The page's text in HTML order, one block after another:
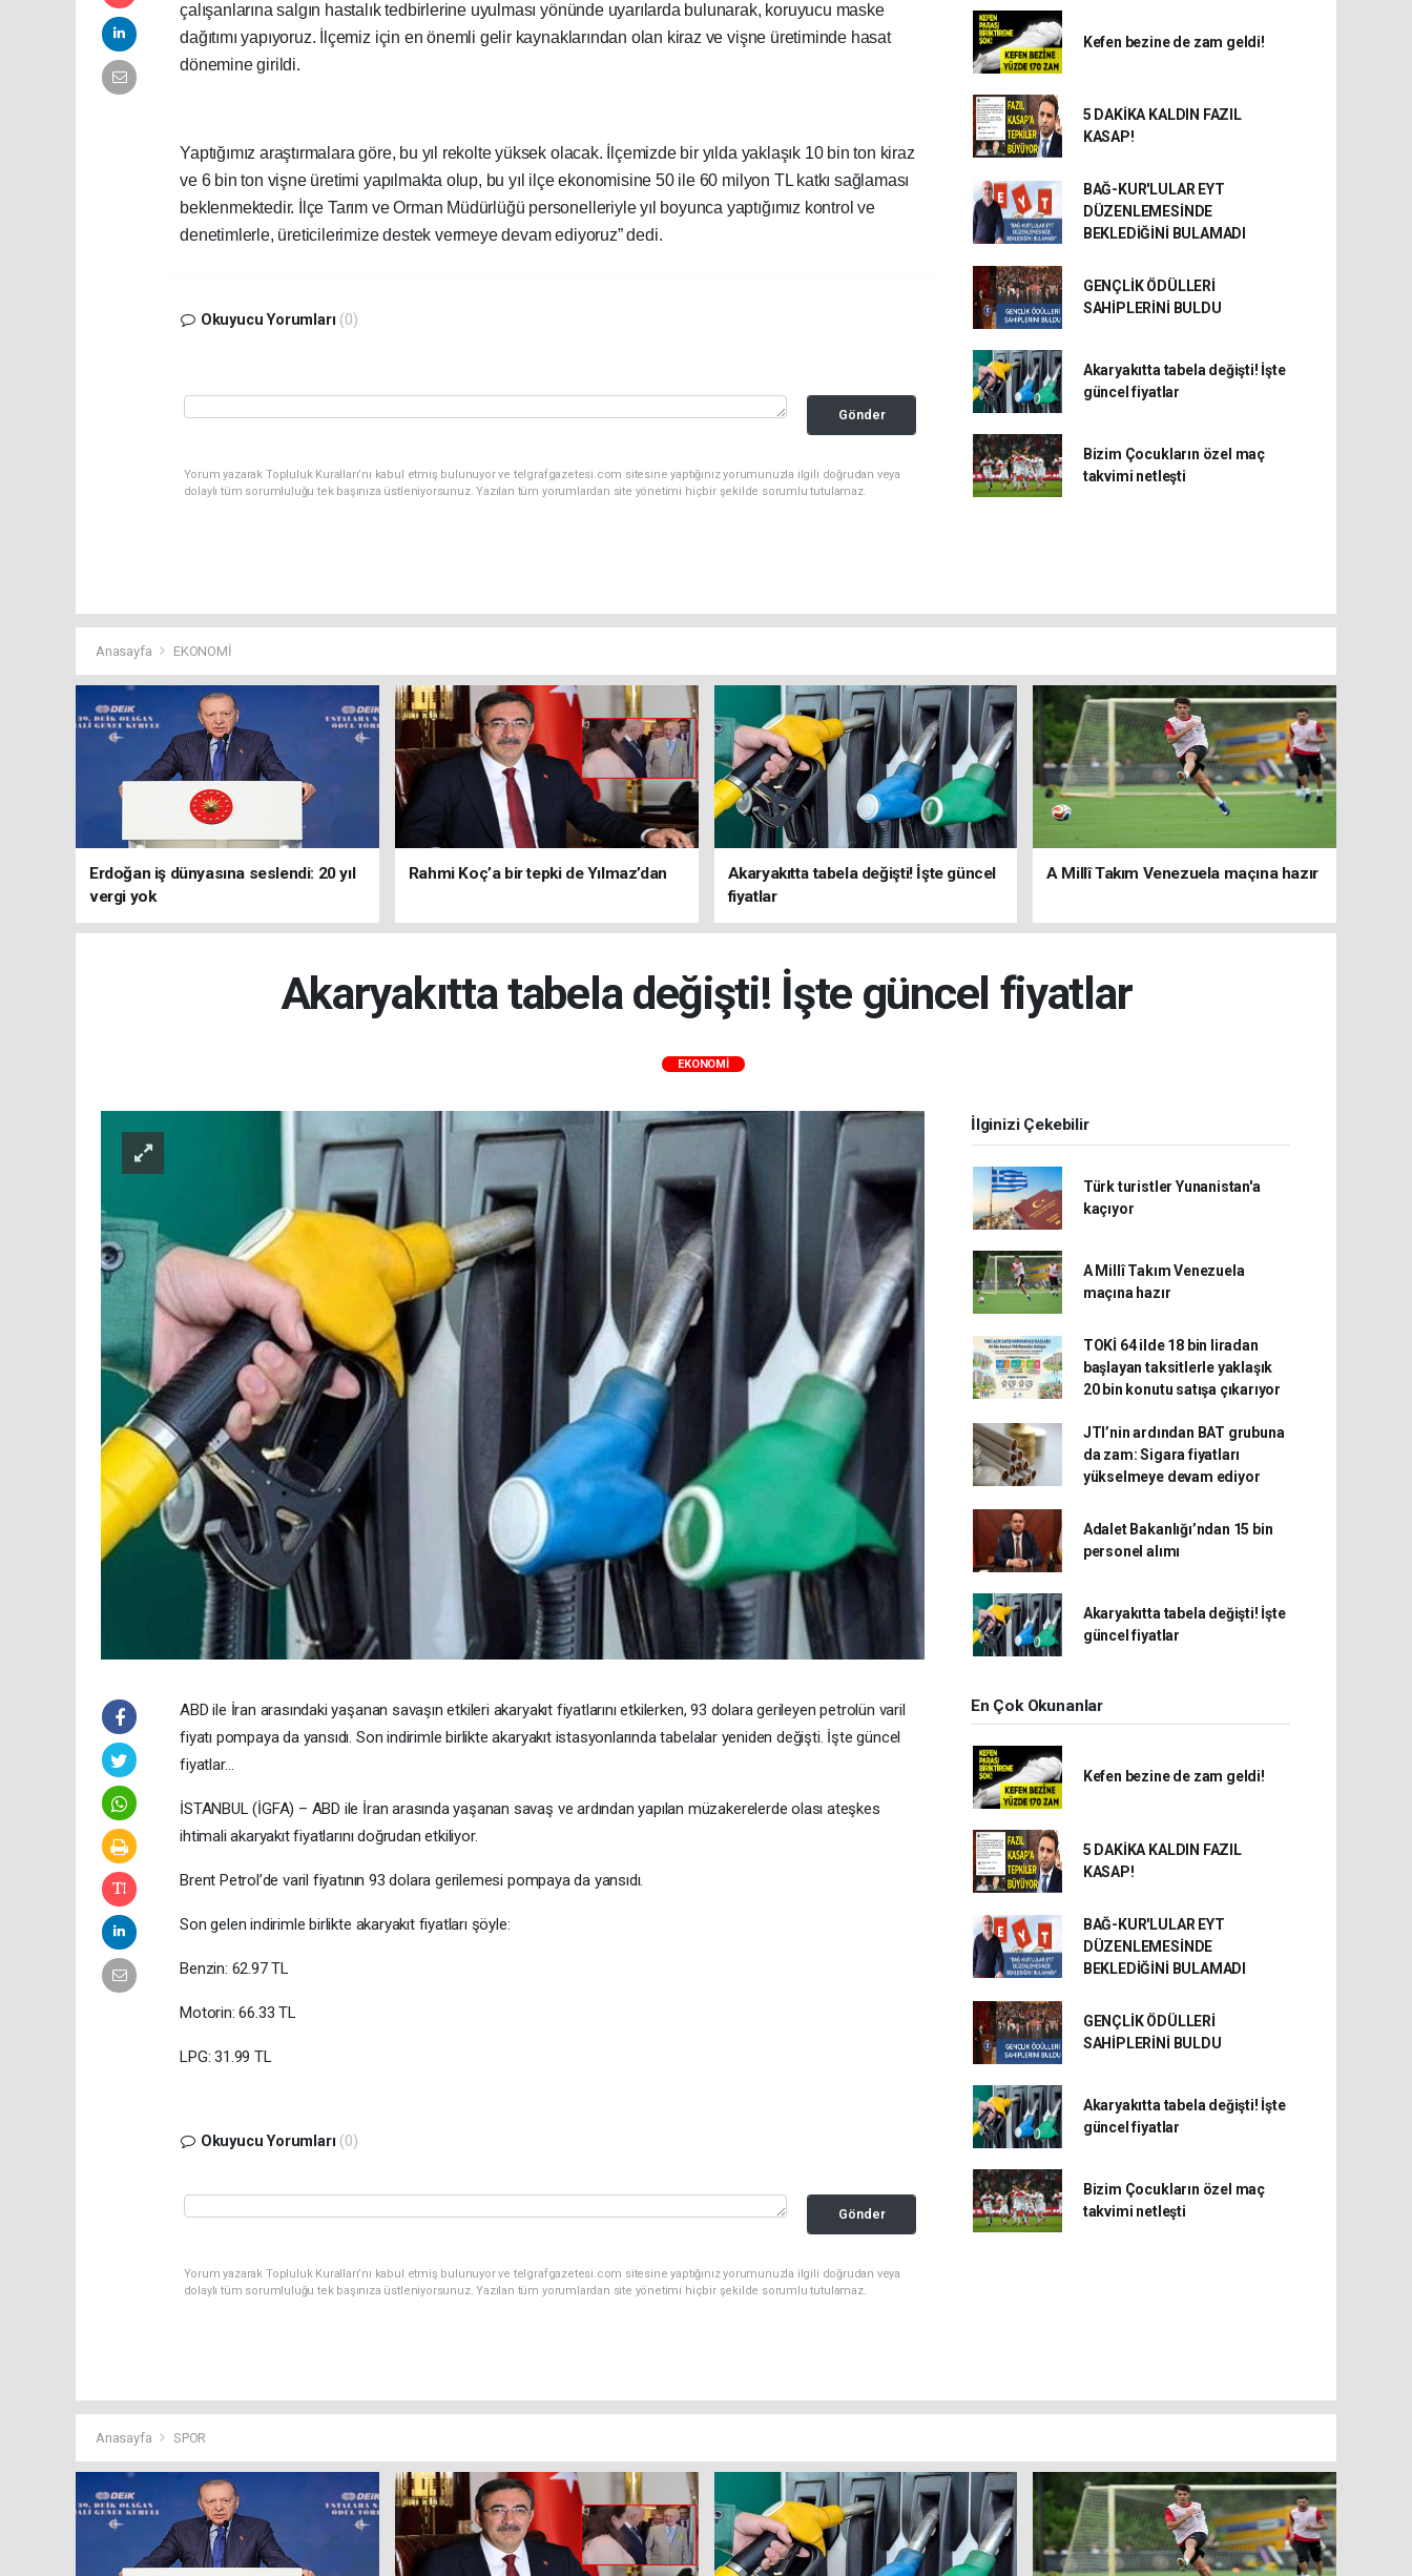
çalışanlarına salgın hastalık tedbirlerine uyulması yönünde uyarılarda bulunarak, koruyucu maske
dağıtımı yapıyoruz. İlçemiz için en önemli gelir kaynaklarından olan kiraz ve vişne üretiminde hasat
dönemine girildi.
Yaptığımız araştırmalara göre, bu yıl rekolte yüksek olacak. İlçemizde bir yılda yaklaşık 10 bin ton kiraz
ve 6 bin ton vişne üretimi yapılmakta olup, bu yıl ilçe ekonomisine 50 ile 60 milyon TL katkı sağlaması
beklenmektedir. İlçe Tarım ve Orman Müdürlüğü personelleriyle yıl boyunca yaptığımız kontrol ve
denetimlerle, üreticilerimize destek vermeye devam ediyoruz” dedi.
Okuyucu Yorumları (0)
Gönder
Yorum yazarak Topluluk Kuralları’nı kabul etmiş bulunuyor ve telgrafgazetesi.com sitesine yaptığınız yorumunuzla ilgili doğrudan veya
dolaylı tüm sorumluluğu tek başınıza üstleniyorsunuz. Yazılan tüm yorumlardan site yönetimi hiçbir şekilde sorumlu tutulamaz.
Kefen bezine de zam geldi!
5 DAKİKA KALDIN FAZIL
KASAP!
BAĞ-KUR'LULAR EYT
DÜZENLEMESİNDE
BEKLEDİĞİNİ BULAMADI
GENÇLİK ÖDÜLLERİ
SAHİPLERİNİ BULDU
Akaryakıtta tabela değişti! İşte
güncel fiyatlar
Bizim Çocukların özel maç
takvimi netleşti
Anasayfa EKONOMİ
Erdoğan iş dünyasına seslendi: 20 yıl
vergi yok
Rahmi Koç’a bir tepki de Yılmaz’dan
Akaryakıtta tabela değişti! İşte güncel
fiyatlar
A Millî Takım Venezuela maçına hazır
Akaryakıtta tabela değişti! İşte güncel fiyatlar
EKONOMİ
ABD ile İran arasındaki yaşanan savaşın etkileri akaryakıt fiyatlarını etkilerken, 93 dolara gerileyen petrolün varil
fiyatı pompaya da yansıdı. Son indirimle birlikte akaryakıt istasyonlarında tabelalar yeniden değişti. İşte güncel
fiyatlar…
İSTANBUL (İGFA) – ABD ile İran arasında yaşanan savaş ve ardından yapılan müzakerelerde olası ateşkes
ihtimali akaryakıt fiyatlarını doğrudan etkiliyor.
Brent Petrol’de varil fiyatının 93 dolara gerilemesi pompaya da yansıdı.
Son gelen indirimle birlikte akaryakıt fiyatları şöyle:
Benzin: 62.97 TL
Motorin: 66.33 TL
LPG: 31.99 TL
Okuyucu Yorumları (0)
Gönder
Yorum yazarak Topluluk Kuralları’nı kabul etmiş bulunuyor ve telgrafgazetesi.com sitesine yaptığınız yorumunuzla ilgili doğrudan veya
dolaylı tüm sorumluluğu tek başınıza üstleniyorsunuz. Yazılan tüm yorumlardan site yönetimi hiçbir şekilde sorumlu tutulamaz.
İlginizi Çekebilir
Türk turistler Yunanistan'a
kaçıyor
A Millî Takım Venezuela
maçına hazır
TOKİ 64 ilde 18 bin liradan
başlayan taksitlerle yaklaşık
20 bin konutu satışa çıkarıyor
JTI’nin ardından BAT grubuna
da zam: Sigara fiyatları
yükselmeye devam ediyor
Adalet Bakanlığı’ndan 15 bin
personel alımı
Akaryakıtta tabela değişti! İşte
güncel fiyatlar
En Çok Okunanlar
Kefen bezine de zam geldi!
5 DAKİKA KALDIN FAZIL
KASAP!
BAĞ-KUR'LULAR EYT
DÜZENLEMESİNDE
BEKLEDİĞİNİ BULAMADI
GENÇLİK ÖDÜLLERİ
SAHİPLERİNİ BULDU
Akaryakıtta tabela değişti! İşte
güncel fiyatlar
Bizim Çocukların özel maç
takvimi netleşti
Anasayfa SPOR